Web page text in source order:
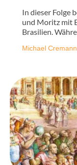
In dieser Folge
und Moritz mit
Brasilien.
Michael Cremann